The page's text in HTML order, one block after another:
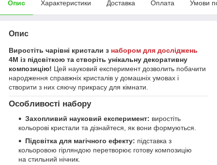
Опис Характеристики Доставка Оплата Умови
Опис
Виростіть чарівні кристали з набором для досліджень
4M із підсвіткою та створіть унікальну декоративну
композицію! Цей науковий експеримент дозволить побачити
народження справжніх кристалів у домашніх умовах і
створити з них сяючу прикрасу для кімнати.
Особливості набору
Захопливий науковий експеримент: виростіть
кольорові кристали та дізнайтеся, як вони формуються.
Підсвітка для магічного ефекту: підставка з
кольоровою гірляндою перетворює готову композицію
на стильний нічник.